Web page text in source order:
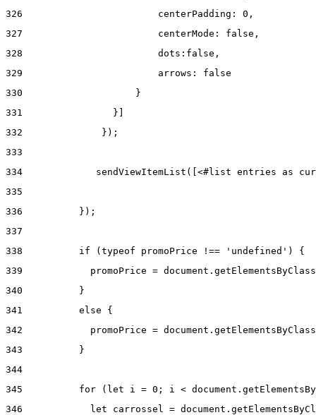
326
                        centerPadding: 0,
327
                        centerMode: false,
328
                        dots:false,
329
                        arrows: false
330
                    }
331
                }]
332
              });
333
334
sendViewItemList([<#list entries as
335
336
          });
337
338
          if (typeof promoPrice !== 'undefined') {
339
promoPrice =
340
          }
341
          else {
342
promoPrice =
343
          }
344
345
for (let i = 0; i <
346
let carrossel =